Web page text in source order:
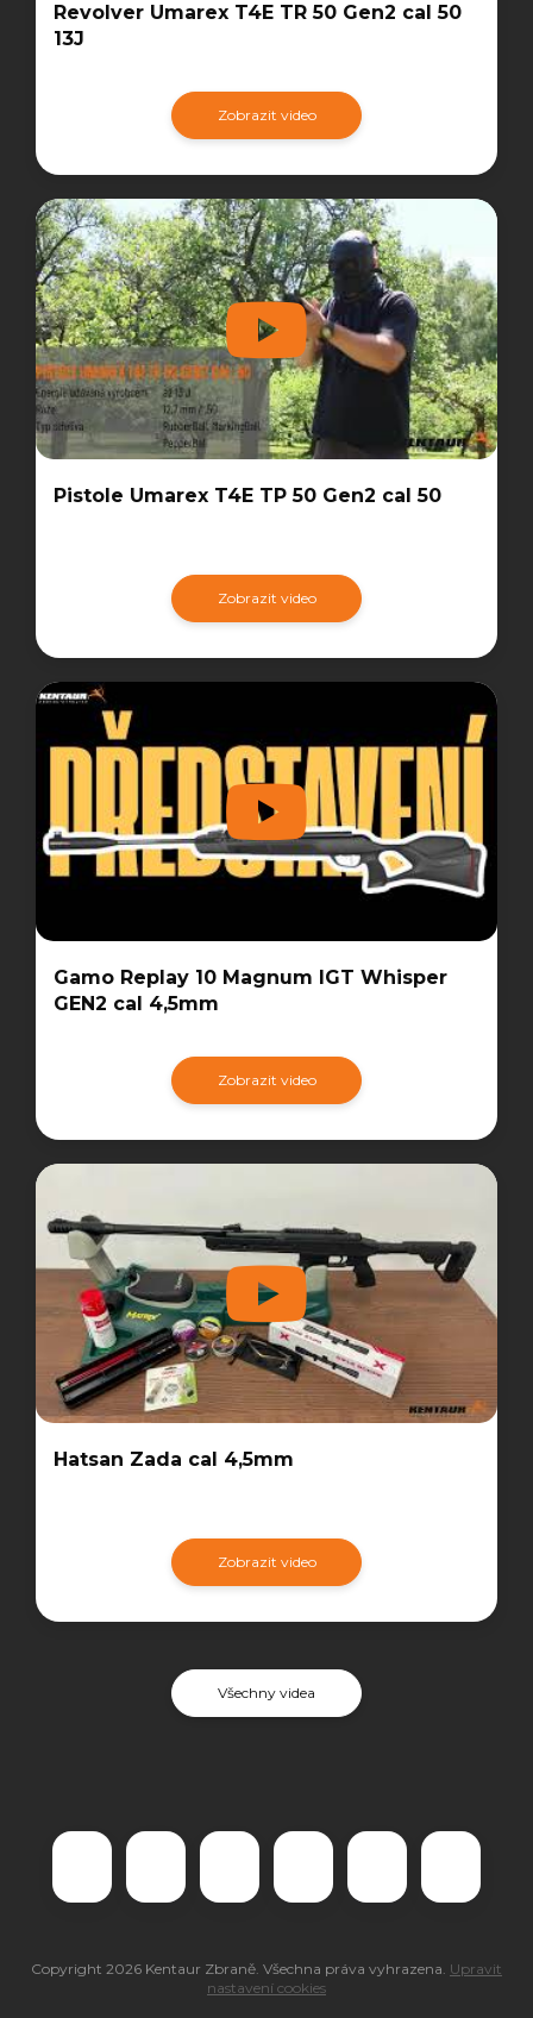
Revolver Umarex T4E TR 50 Gen2 cal 50
13J
Zobrazit video
Pistole Umarex T4E TP 50 Gen2 cal 50
Zobrazit video
Gamo Replay 10 Magnum IGT Whisper
GEN2 cal 4,5mm
Zobrazit video
Hatsan Zada cal 4,5mm
Zobrazit video
Všechny videa
Copyright 2026 Kentaur Zbraně. Všechna práva vyhrazena. Upravit
nastavení cookies